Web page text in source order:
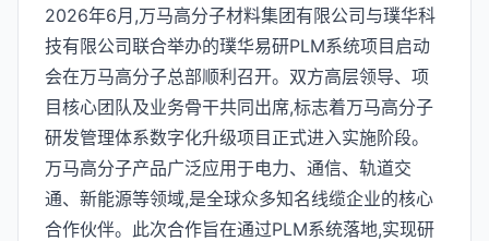
2026年6月,万马高分子材料集团有限公司与璞华科
技有限公司联合举办的璞华易研PLM系统项目启动
会在万马高分子总部顺利召开。双方高层领导、项
目核心团队及业务骨干共同出席,标志着万马高分子
研发管理体系数字化升级项目正式进入实施阶段。
万马高分子产品广泛应用于电力、通信、轨道交
通、新能源等领域,是全球众多知名线缆企业的核心
合作伙伴。此次合作旨在通过PLM系统落地,实现研